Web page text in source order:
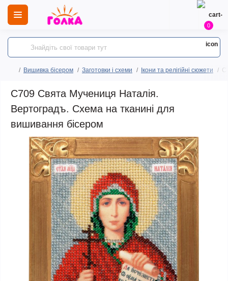
0
Вишивка бісером Заготовки і схеми Ікони та релігійні сюжети
C709 Свята Мучениця Наталія.
Вертоградъ. Схема на тканині для
вишивання бісером